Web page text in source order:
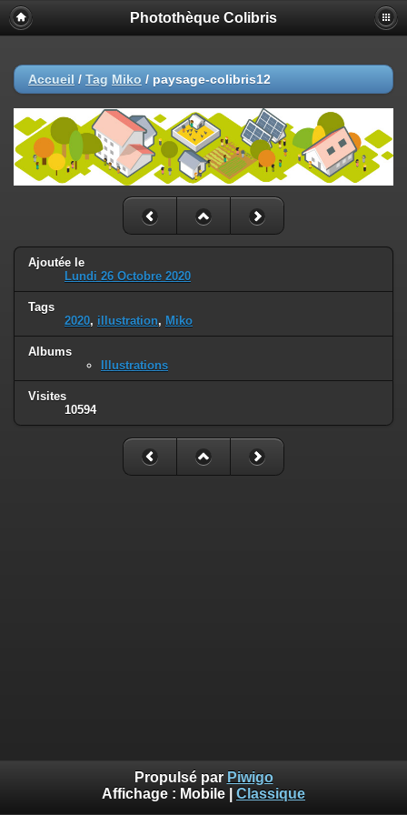
Photothèque Colibris
Accueil / Tag Miko / paysage-colibris12
Ajoutée le
Lundi 26 Octobre 2020
Tags
2020, illustration, Miko
Albums
Illustrations
Visites
10594
Propulsé par Piwigo
Affichage : Mobile Classique